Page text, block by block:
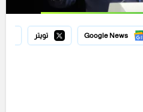
Google News تويتر